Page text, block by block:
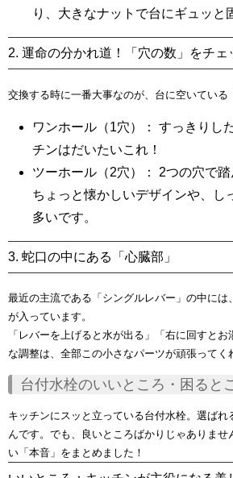
り、大きなナットで台にギュッと
2. 運命の分かれ道！「穴の数」をチェ
交換する時に一番大事なのが、台に空いている
ワンホール（1穴）：
すっきりし
チンはだいたいこれ！
ツーホール（2穴）：
2つの穴で踏
ちょっと懐かしいデザインや、し
多いです。
3. 蛇口の中にある「心臓部」
最近の主流である「シングルレバー」の中には、
が入っています。
「レバーを上げると水が出る」「右に回すと
な調整は、全部この小さなパーツが頑張ってく
台付水栓のいいところ・困ると
キッチンにスッと立っている台付水栓。選ば
んです。でも、良いところばかりじゃありま
い「本音」をまとめました！